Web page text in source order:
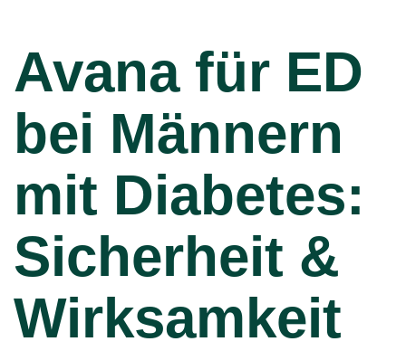
Avana für ED
bei Männern
mit Diabetes:
Sicherheit &
Wirksamkeit